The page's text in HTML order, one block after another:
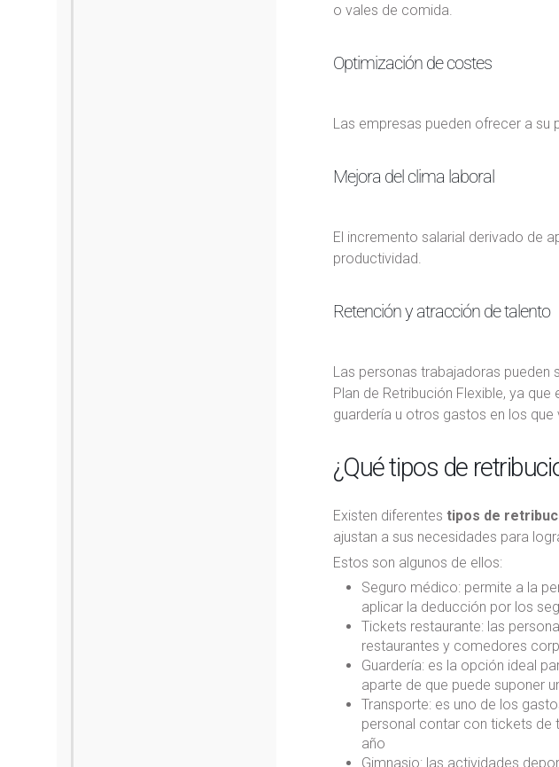
o vales de comida.
Optimización de costes
Las empresas pueden ofrecer a su
Mejora del clima laboral
El incremento salarial derivado de
productividad.
Retención y atracción de talento
Las personas trabajadoras pueden
Plan de Retribución Flexible, ya
guardería u otros gastos en los que
¿Qué tipos de
Existen diferentes tipos de
ajustan a sus necesidades para
Estos son algunos de ellos:
Seguro médico: permite a la
aplicar la deducción por los
Tickets restaurante: las
restaurantes y comedores
Guardería: es la opción ideal
aparte de que puede suponer
Transporte: es uno de los
personal contar con tickets de
año
Gimnasio: las actividades